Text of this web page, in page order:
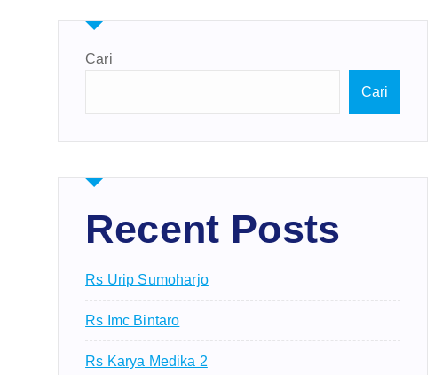
Cari
Cari
Recent Posts
Rs Urip Sumoharjo
Rs Imc Bintaro
Rs Karya Medika 2